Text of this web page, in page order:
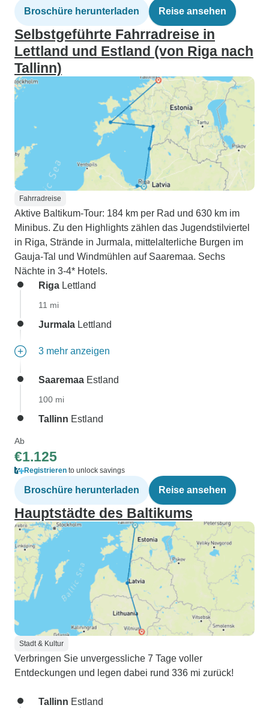
Broschüre herunterladen Reise ansehen
Selbstgeführte Fahrradreise in
Lettland und Estland (von Riga nach
Tallinn)
Fahrradreise
Aktive Baltikum-Tour: 184 km per Rad und 630 km im
Minibus. Zu den Highlights zählen das Jugendstilviertel
in Riga, Strände in Jurmala, mittelalterliche Burgen im
Gauja-Tal und Windmühlen auf Saaremaa. Sechs
Nächte in 3-4* Hotels.
Riga Lettland
11 mi
Jurmala Lettland
3 mehr anzeigen
Saaremaa Estland
100 mi
Tallinn Estland
Ab
€1.125
Registrieren to unlock savings
Broschüre herunterladen Reise ansehen
Hauptstädte des Baltikums
Stadt & Kultur
Verbringen Sie unvergessliche 7 Tage voller
Entdeckungen und legen dabei rund 336 mi zurück!
Tallinn Estland